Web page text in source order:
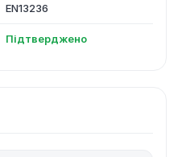
EN13236
Підтверджено